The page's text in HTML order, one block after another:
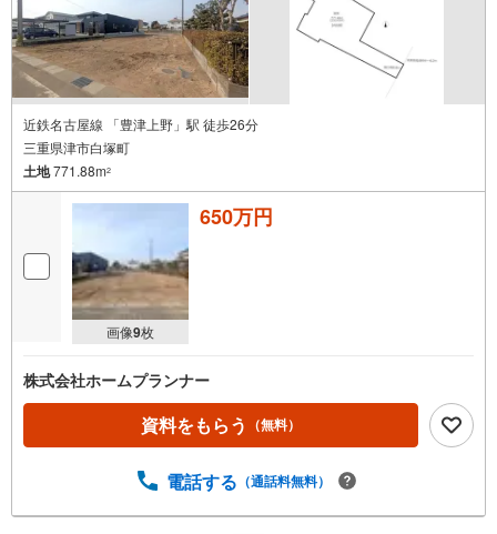
近鉄名古屋線 「豊津上野」駅 徒歩26分
三重県津市白塚町
土地771.88m2
画像9枚
650万円
株式会社ホームプランナー
資料をもらう （無料）
電話する （通話料無料）